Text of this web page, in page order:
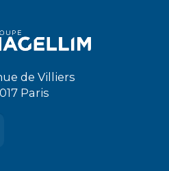
de Villiers
Paris